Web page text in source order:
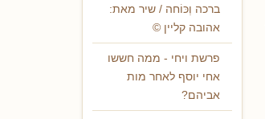
ברכה וְכּוֹחה / שיר מאת:
אהובה קליין ©
פרשת ויחי - ממה חששו
אחי יוסף לאחר מות
אביהם?